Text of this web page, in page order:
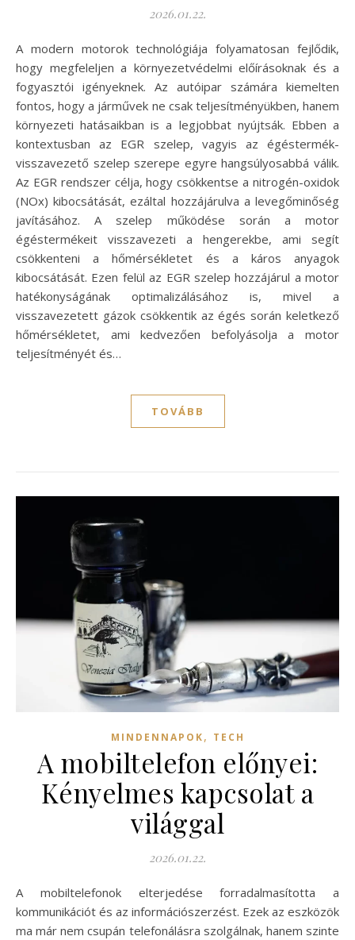
2026.01.22.
A modern motorok technológiája folyamatosan fejlődik,
hogy megfeleljen a környezetvédelmi előírásoknak és a
fogyasztói igényeknek. Az autóipar számára kiemelten
fontos, hogy a járművek ne csak teljesítményükben, hanem
környezeti hatásaikban is a legjobbat nyújtsák. Ebben a
kontextusban az EGR szelep, vagyis az égéstermék-
visszavezető szelep szerepe egyre hangsúlyosabbá válik.
Az EGR rendszer célja, hogy csökkentse a nitrogén-oxidok
(NOx) kibocsátását, ezáltal hozzájárulva a levegőminőség
javításához. A szelep működése során a motor
égéstermékeit visszavezeti a hengerekbe, ami segít
csökkenteni a hőmérsékletet és a káros anyagok
kibocsátását. Ezen felül az EGR szelep hozzájárul a motor
hatékonyságának optimalizálásához is, mivel a
visszavezetett gázok csökkentik az égés során keletkező
hőmérsékletet, ami kedvezően befolyásolja a motor
teljesítményét és…
TOVÁBB
MINDENNAPOK, TECH
A mobiltelefon előnyei:
Kényelmes kapcsolat a
világgal
2026.01.22.
A mobiltelefonok elterjedése forradalmasította a
kommunikációt és az információszerzést. Ezek az eszközök
ma már nem csupán telefonálásra szolgálnak, hanem szinte